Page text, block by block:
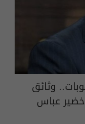
وثائق
عباس